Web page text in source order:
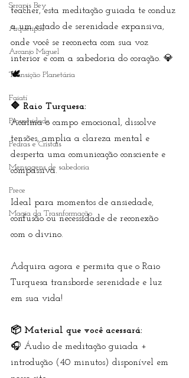
Serapis Bey
Arquétipos
Arcanjo Miguel
Transição Planetária
Faiatí
Prosperidade
Pedras e Cristais
Mensagens de sabedoria
Prece
Magia da Trasnformação
teacher, esta meditação guiada te conduz
a um estado de serenidade expansiva,
onde você se reconecta com sua voz
interior e com a sabedoria do coração. 💎
🕊
🔷 Raio Turquesa:
Acalma o campo emocional, dissolve
tensões, amplia a clareza mental e
desperta uma comunicação consciente e
compassiva.
Ideal para momentos de ansiedade,
confusão ou necessidade de reconexão
com o divino.
Adquira agora e permita que o Raio
Turquesa transborde serenidade e luz
em sua vida!
📦 Material que você acessará:
🎧 Áudio de meditação guiada +
introdução (40 minutos) disponível em